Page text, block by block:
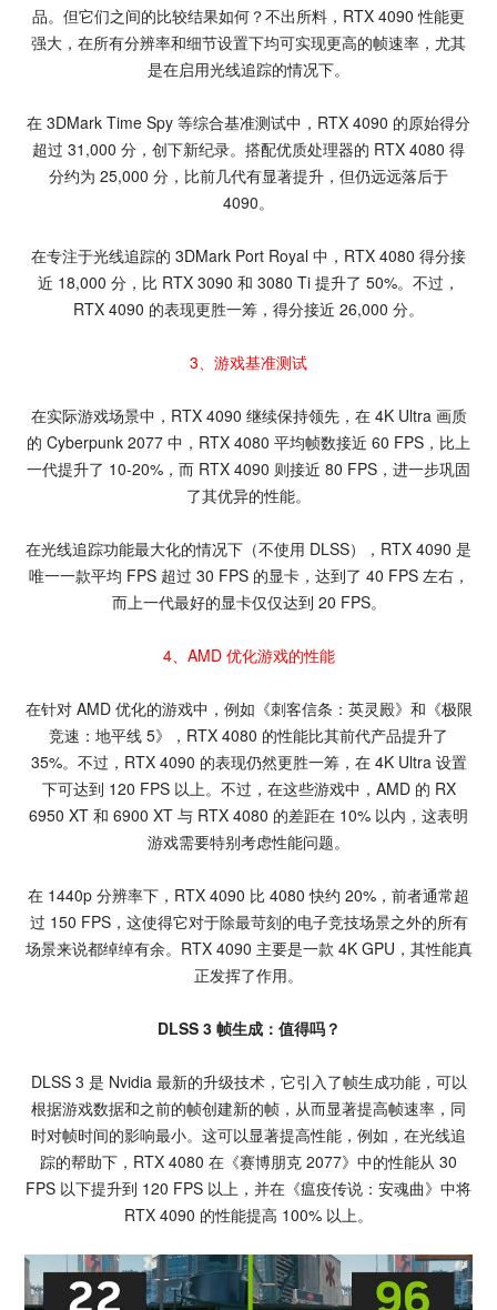
品。但它们之间的比较结果如何？不出所料，RTX 4090 性能更
强大，在所有分辨率和细节设置下均可实现更高的帧速率，尤其
是在启用光线追踪的情况下。
在 3DMark Time Spy 等综合基准测试中，RTX 4090 的原始得分
超过 31,000 分，创下新纪录。搭配优质处理器的 RTX 4080 得
分约为 25,000 分，比前几代有显著提升，但仍远远落后于
4090。
在专注于光线追踪的 3DMark Port Royal 中，RTX 4080 得分接
近 18,000 分，比 RTX 3090 和 3080 Ti 提升了 50%。不过，
RTX 4090 的表现更胜一筹，得分接近 26,000 分。
3、游戏基准测试
在实际游戏场景中，RTX 4090 继续保持领先，在 4K Ultra 画质
的 Cyberpunk 2077 中，RTX 4080 平均帧数接近 60 FPS，比上
一代提升了 10-20%，而 RTX 4090 则接近 80 FPS，进一步巩固
了其优异的性能。
在光线追踪功能最大化的情况下（不使用 DLSS），RTX 4090 是
唯一一款平均 FPS 超过 30 FPS 的显卡，达到了 40 FPS 左右，
而上一代最好的显卡仅仅达到 20 FPS。
4、AMD 优化游戏的性能
在针对 AMD 优化的游戏中，例如《刺客信条：英灵殿》和《极限
竞速：地平线 5》，RTX 4080 的性能比其前代产品提升了
35%。不过，RTX 4090 的表现仍然更胜一筹，在 4K Ultra 设置
下可达到 120 FPS 以上。不过，在这些游戏中，AMD 的 RX
6950 XT 和 6900 XT 与 RTX 4080 的差距在 10% 以内，这表明
游戏需要特别考虑性能问题。
在 1440p 分辨率下，RTX 4090 比 4080 快约 20%，前者通常超
过 150 FPS，这使得它对于除最苛刻的电子竞技场景之外的所有
场景来说都绰绰有余。RTX 4090 主要是一款 4K GPU，其性能真
正发挥了作用。
DLSS 3 帧生成：值得吗？
DLSS 3 是 Nvidia 最新的升级技术，它引入了帧生成功能，可以
根据游戏数据和之前的帧创建新的帧，从而显著提高帧速率，同
时对帧时间的影响最小。这可以显著提高性能，例如，在光线追
踪的帮助下，RTX 4080 在《赛博朋克 2077》中的性能从 30
FPS 以下提升到 120 FPS 以上，并在《瘟疫传说：安魂曲》中将
RTX 4090 的性能提高 100% 以上。